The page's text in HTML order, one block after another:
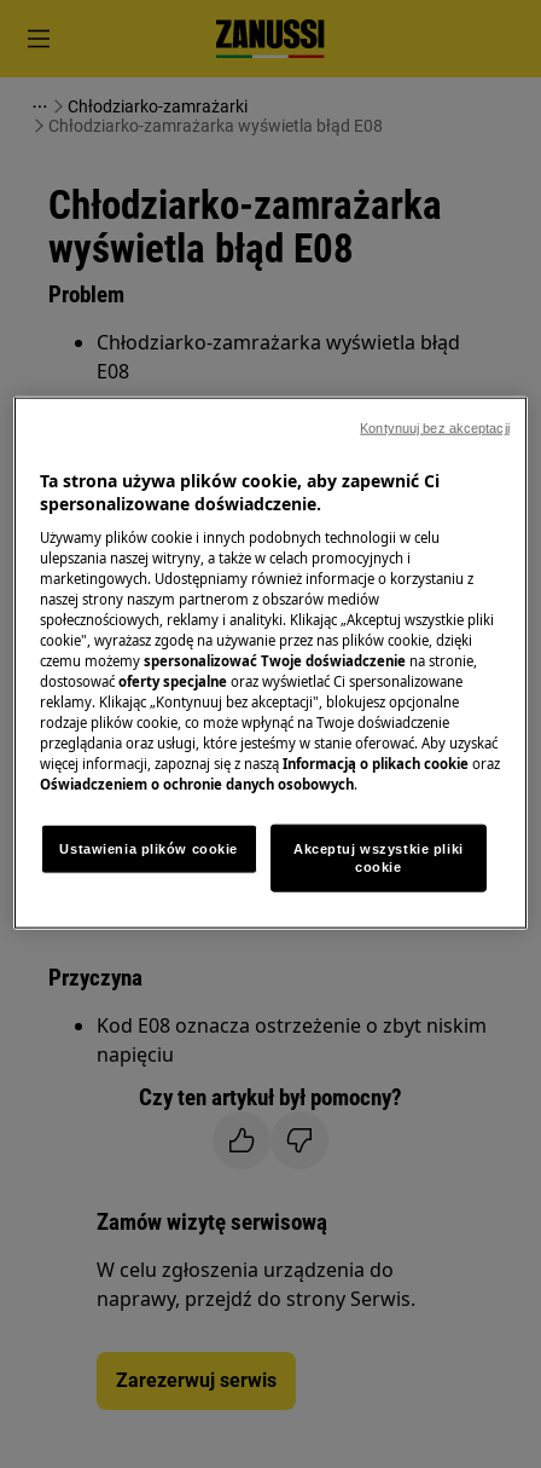
Chłodziarko-zamrażarki
Chłodziarko-zamrażarka wyświetla błąd E08
Chłodziarko-zamrażarka
wyświetla błąd E08
Problem
Chłodziarko-zamrażarka wyświetla błąd
E08
Chłodziarko-zamrażarka
Rozwiązanie
Kod błędu E08 wskazuje, że napięcie zasilania
urządzenia spadło poniżej 170 V, nie jest to
awaria urządzenia lecz zabezpieczenie przed
uszkodzeniem sprężarki.
Błąd przestanie być wyświetlany po tym jak
napięcie się ustabilizuje.
pojawiać skontaktuj się z naszym w celu
zarejestrowania wizyty serwisowej.
Przyczyna
Kod E08 oznacza ostrzeżenie o zbyt niskim
napięciu
Czy ten artykuł był pomocny?
Zamów wizytę serwisową
W celu zgłoszenia urządzenia do
naprawy, przejdź do strony Serwis.
Zarezerwuj serwis
Ta strona używa plików cookie, aby zapewnić Ci
spersonalizowane doświadczenie.
Używamy plików cookie i innych podobnych technologii w celu
ulepszania naszej witryny, a także w celach promocyjnych i
marketingowych. Udostępniamy również informacje o korzystaniu z
naszej strony naszym partnerom z obszarów mediów
społecznościowych, reklamy i analityki. Klikając „Akceptuj wszystkie pliki
cookie", wyrażasz zgodę na używanie przez nas plików cookie, dzięki
czemu możemyspersonalizować Twoje doświadczenie na stronie,
dostosowaćoferty specjalne oraz wyświetlać Ci spersonalizowane
reklamy. Klikając „Kontynuuj bez akceptacji", blokujesz opcjonalne
rodzaje plików cookie, co może wpłynąć na Twoje doświadczenie
przeglądania oraz usługi, które jesteśmy w stanie oferować. Aby uzyskać
więcej informacji, zapoznaj się z nasząInformacją o plikach cookie oraz
Oświadczeniem o ochronie danych osobowych.
Ustawienia plików cookie
Akceptuj wszystkie pliki
cookie
Kontynuuj bez akceptacji